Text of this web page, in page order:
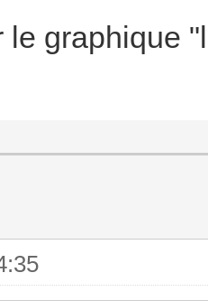
le graphique